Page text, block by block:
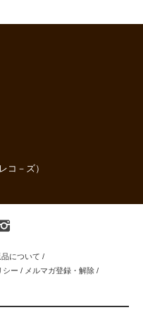
コ－ズ）
品について /
シー / メルマガ登録・解除 /